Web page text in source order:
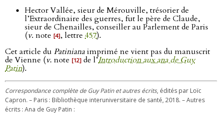
Hector Vallée, sieur de Mérouville, trésorier de
l’Extraordinaire des guerres, fut le père de Claude,
sieur de Chenailles, conseiller au Parlement de Paris
(v. note [4], lettre 457).
Cet article du Patinianaimprimé ne vient pas du manuscrit
de Vienne (v. note [12] de l’Introduction aux ana de Guy
Patin).
Correspondance complète de Guy Patin et autres écrits, édités par Loïc
Capron. – Paris : Bibliothèque interuniversitaire de santé, 2018. – Autres
écrits : Ana de Guy Patin :